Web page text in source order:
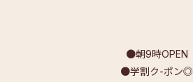
●朝9時OPEN
●学割ク-ポン◎